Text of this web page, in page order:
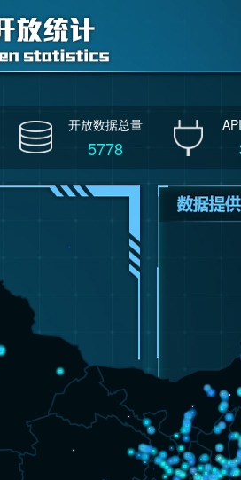
开放数据总量
5778